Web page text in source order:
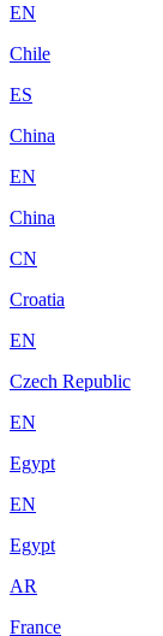
EN
Chile
ES
China
EN
China
CN
Croatia
EN
Czech Republic
EN
Egypt
EN
Egypt
AR
France